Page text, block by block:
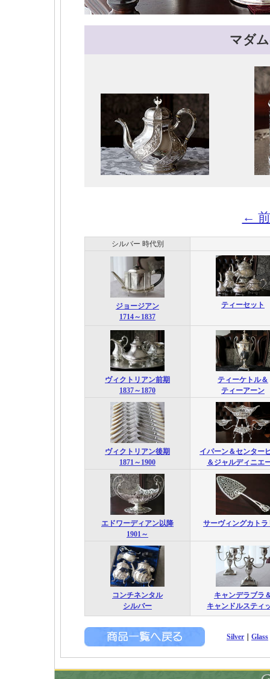
マダ
←
シルバー 時代別
ジョージアン
1714～1837
ティーセット
ヴィクトリアン前期
1837～1870
ティーケトル＆
ティーアーン
ヴィクトリアン後期
1871～1900
イパーン＆センター
＆ジャルディニエ
エドワーディアン以降
1901～
サーヴィングカトラ
コンチネンタル
シルバー
キャンデラブラ
キャンドルスティ
Silver Glass